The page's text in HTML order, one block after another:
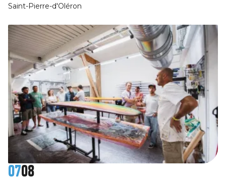
Saint-Pierre-d'Oléron
0708